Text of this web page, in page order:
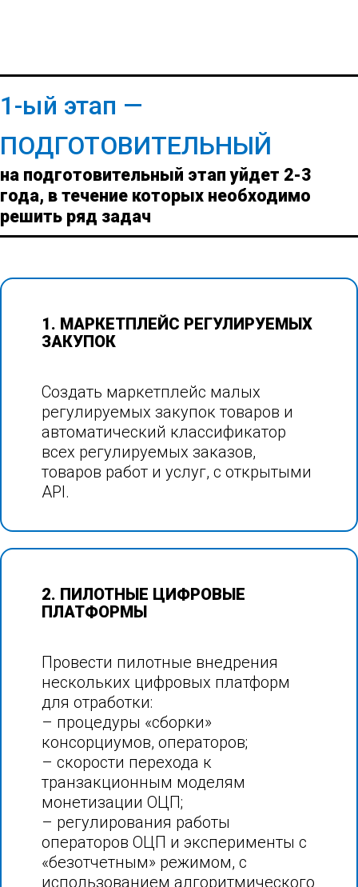
1-ый этап —
ПОДГОТОВИТЕЛЬНЫЙ
на подготовительный этап уйдет 2-3
года, в течение которых необходимо
решить ряд задач
1. МАРКЕТПЛЕЙС РЕГУЛИРУЕМЫХ
ЗАКУПОК
Создать маркетплейс малых
регулируемых закупок товаров и
автоматический классификатор
всех регулируемых заказов,
товаров работ и услуг, с открытыми
API.
2. ПИЛОТНЫЕ ЦИФРОВЫЕ
ПЛАТФОРМЫ
Провести пилотные внедрения
нескольких цифровых платформ
для отработки:
– процедуры «сборки»
консорциумов, операторов;
– скорости перехода к
транзакционным моделям
монетизации ОЦП;
– регулирования работы
операторов ОЦП и эксперименты с
«безотчетным» режимом, с
использованием алгоритмического